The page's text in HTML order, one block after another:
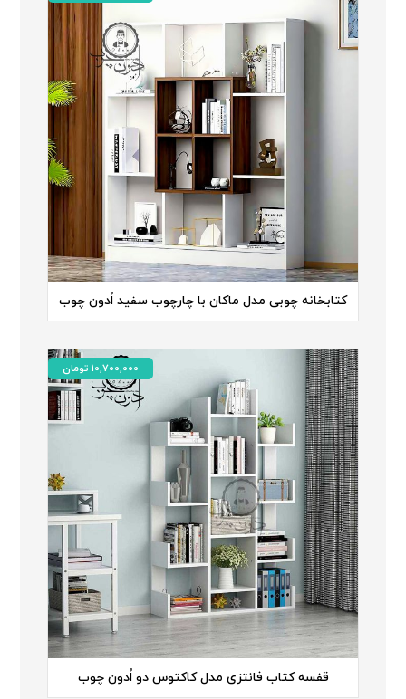
کتابخانه چوبی مدل ماکان با چارچوب سفید اُدون چوب
قفسه کتاب فانتزی مدل کاکتوس دو اُدون چوب
10,700,000 تومان